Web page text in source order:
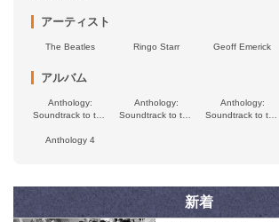
アーティスト
The Beatles Ringo Starr Geoff Emerick
アルバム
Anthology:
Soundtrack to the
(Episodes 7-9)
Anthology:
Soundtrack to the
Anthology:
Soundtrack to the
Anthology 4
新着